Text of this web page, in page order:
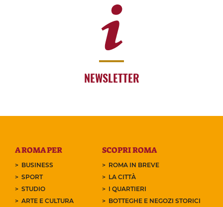
NEWSLETTER
A ROMA PER
BUSINESS
SPORT
STUDIO
ARTE E CULTURA
SCOPRI ROMA
ROMA IN BREVE
LA CITTÀ
I QUARTIERI
BOTTEGHE E NEGOZI STORICI